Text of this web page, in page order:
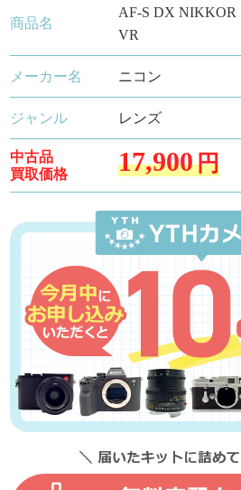
商品名
AF-S DX NIKKOR
VR
メーカー名 ニコン
ジャンル レンズ
中古品
買取価格
17,900円